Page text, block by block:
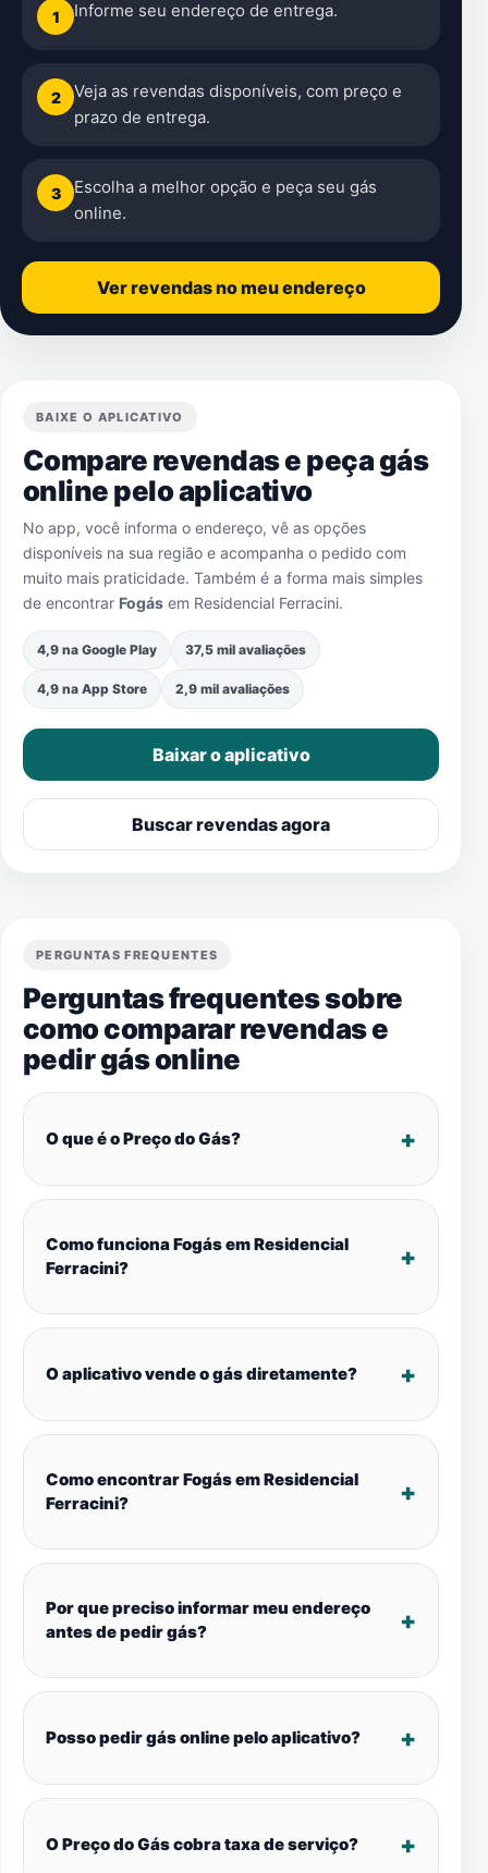
1 Informe seu endereço de entrega.
2
Veja as revendas disponíveis, com preço e
prazo de entrega.
3
Escolha a melhor opção e peça seu gás
online.
Ver revendas no meu endereço
BAIXE O APLICATIVO
Compare revendas e peça gás
online pelo aplicativo
No app, você informa o endereço, vê as opções
disponíveis na sua região e acompanha o pedido com
muito mais praticidade. Também é a forma mais simples
de encontrar Fogás em Residencial Ferracini.
4,9 na Google Play 37,5 mil avaliações
4,9 na App Store 2,9 mil avaliações
Baixar o aplicativo
Buscar revendas agora
PERGUNTAS FREQUENTES
Perguntas frequentes sobre
como comparar revendas e
pedir gás online
O que é o Preço do Gás?
Como funciona Fogás em Residencial
Ferracini?
O aplicativo vende o gás diretamente?
Como encontrar Fogás em Residencial
Ferracini?
Por que preciso informar meu endereço
antes de pedir gás?
Posso pedir gás online pelo aplicativo?
O Preço do Gás cobra taxa de serviço?